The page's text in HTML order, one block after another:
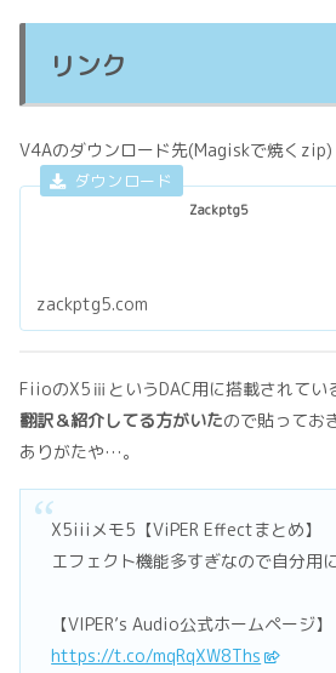
リンク
V4Aのダウンロード先(Magiskで焼くzip)
Zackptg5
zackptg5.com
FiioのX5ⅲというDAC用に搭載されてい
翻訳＆紹介してる方がいたので貼ってお
ありがたや…。
X5iiiメモ5【ViPER Effectまとめ】
エフェクト機能多すぎなので自分用
【VIPER’s Audio公式ホームページ】
https://t.co/mqRqXW8Ths